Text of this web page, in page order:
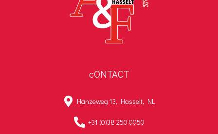
cONTACT
Hanzeweg 13, Hasselt, NL
+31 (0)38 250 0050